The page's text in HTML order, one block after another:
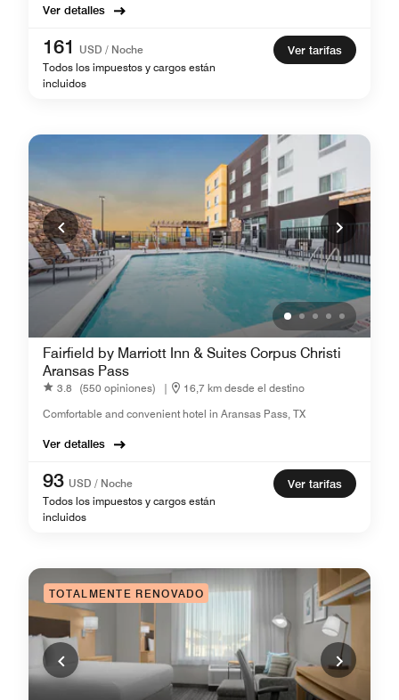
Ver detalles
161
USD / Noche
Todos los impuestos y cargos están
incluidos
Ver tarifas
Fairfield by Marriott Inn & Suites Corpus Christi
Aransas Pass
3.8 (550 opiniones) |
16,7 km desde el destino
Comfortable and convenient hotel in Aransas Pass, TX
Ver detalles
93 USD / Noche
Todos los impuestos y cargos están
incluidos
Ver tarifas
TOTALMENTE RENOVADO